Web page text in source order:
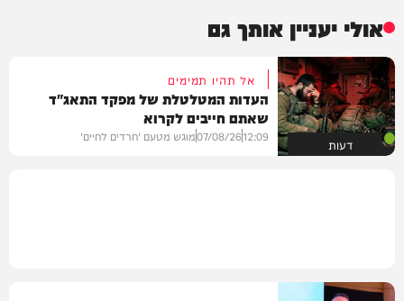
אולי יעניין אותך גם
דעות
אל תהיו תמימים
העדות המטלטלת של מפקד התאג"ד
שאתם חייבים לקרוא
12:09
07/08/26מוגש מטעם 'חרדים לחיים'